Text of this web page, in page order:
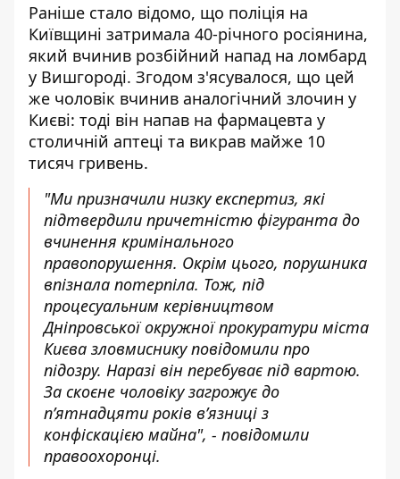
Раніше стало відомо, що поліція на
Київщині затримала 40-річного росіянина,
який вчинив розбійний напад на ломбард
у Вишгороді. Згодом з'ясувалося, що цей
же чоловік вчинив аналогічний злочин у
Києві: тоді він напав на фармацевта у
столичній аптеці та викрав майже 10
тисяч гривень.
"Ми призначили низку експертиз, які
підтвердили причетністю фігуранта до
вчинення кримінального
правопорушення. Окрім цього, порушника
впізнала потерпіла. Тож, під
процесуальним керівництвом
Дніпровської окружної прокуратури міста
Києва зловмиснику повідомили про
підозру. Наразі він перебуває під вартою.
За скоєне чоловіку загрожує до
п’ятнадцяти років в’язниці з
конфіскацією майна", - повідомили
правоохоронці.